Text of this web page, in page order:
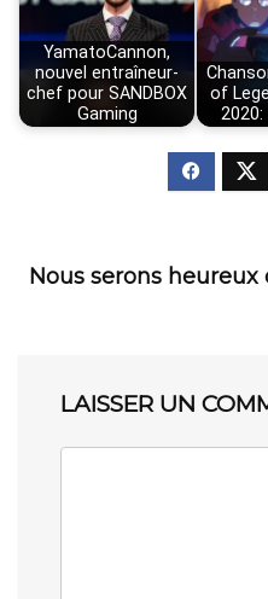
YamatoCannon,
nouvel entraîneur-
chef pour SANDBOX
Gaming
of
2020:
Nous serons
LAISSER UN